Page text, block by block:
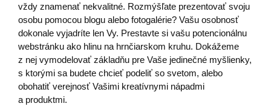
vždy znamenať nekvalitné. Rozmýšľate prezentovať svoju
osobu pomocou blogu alebo fotogalérie? Vašu osobnosť
dokonale vyjadríte len Vy. Prestavte si vašu potencionálnu
webstránku ako hlinu na hrnčiarskom kruhu. Dokážeme
z nej vymodelovať základňu pre Vaše jedinečné myšlienky,
s ktorými sa budete chcieť podeliť so svetom, alebo
obohatiť verejnosť Vašimi kreatívnymi nápadmi
a produktmi.